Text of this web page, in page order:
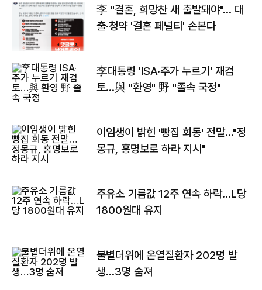
李 "결혼, 희망찬 새 출발돼야"… 대
출·청약 '결혼 페널티' 손본다
李대통령 'ISA·주가 누르기' 재검
토…與 "환영" 野 "졸속 국정"
이임생이 밝힌 '빵집 회동' 전말…"정
몽규, 홍명보로 하라 지시"
주유소 기름값 12주 연속 하락…L당
1800원대 유지
불볕더위에 온열질환자 202명 발
생…3명 숨져